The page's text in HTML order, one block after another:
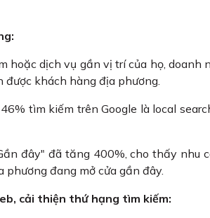
hoặc dịch vụ gần vị trí của họ, doanh
khách hàng địa phương.
tìm kiếm trên Google là local
đây" đã tăng 400%, cho thấy nhu
đang mở cửa gần đây.
cải thiện thứ hạng tìm kiếm: